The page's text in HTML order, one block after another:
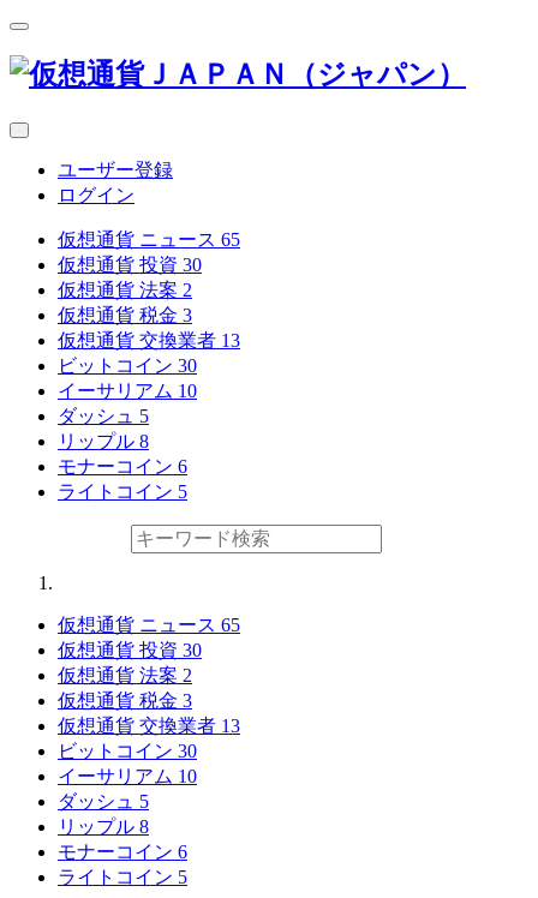
ユーザー登録
ログイン
仮想通貨 ニュース 65
仮想通貨 投資 30
仮想通貨 法案 2
仮想通貨 税金 3
仮想通貨 交換業者 13
ビットコイン 30
イーサリアム 10
ダッシュ 5
リップル 8
モナーコイン 6
ライトコイン 5
仮想通貨 ニュース 65
仮想通貨 投資 30
仮想通貨 法案 2
仮想通貨 税金 3
仮想通貨 交換業者 13
ビットコイン 30
イーサリアム 10
ダッシュ 5
リップル 8
モナーコイン 6
ライトコイン 5